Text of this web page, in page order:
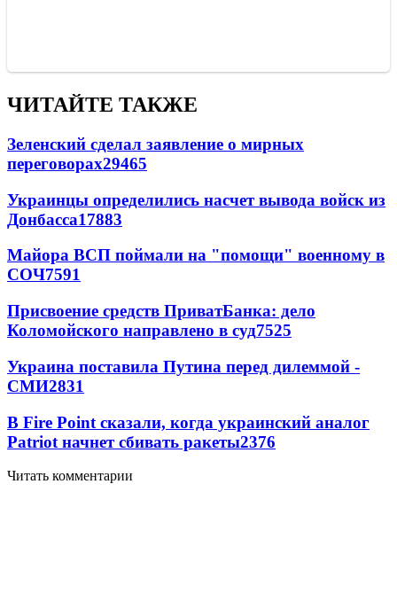
ЧИТАЙТЕ ТАКЖЕ
Зеленский сделал заявление о мирных
переговорах29465
Украинцы определились насчет вывода войск из
Донбасса17883
Майора ВСП поймали на "помощи" военному в
СОЧ7591
Присвоение средств ПриватБанка: дело
Коломойского направлено в суд7525
Украина поставила Путина перед дилеммой -
СМИ2831
В Fire Point сказали, когда украинский аналог
Patriot начнет сбивать ракеты2376
Читать комментарии